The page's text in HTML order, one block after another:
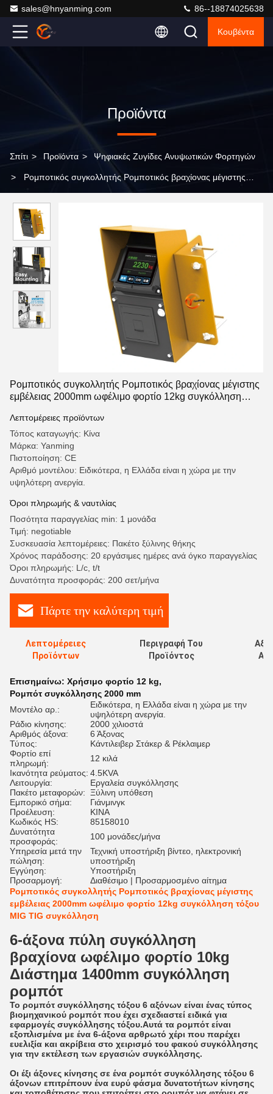
sales@hnyanming.com 86--18874025638
Κουβέντα
Προϊόντα
Σπίτι > Προϊόντα > Ψηφιακές Ζυγίδες Ανυψωτικών Φορτηγών
> Ρομποτικός συγκολλητής Ρομποτικός βραχίονας μέγιστης
TIG συγκόλληση
Ρομποτικός συγκολλητής Ρομποτικός βραχίονας μέγιστης
εμβέλειας 2000mm ωφέλιμο φορτίο 12kg συγκόλληση
Λεπτομέρειες προϊόντων
Τόπος καταγωγής: Κίνα
Μάρκα: Yanming
Πιστοποίηση: CE
Αριθμό μοντέλου: Ειδικότερα, η Ελλάδα είναι η χώρα με την
υψηλότερη ανεργία.
Όροι πληρωμής & ναυτιλίας
Ποσότητα παραγγελίας min: 1 μονάδα
Τιμή: negotiable
Συσκευασία λεπτομέρειες: Πακέτο ξύλινης θήκης
Χρόνος παράδοσης: 20 εργάσιμες ημέρες ανά όγκο παραγγελίας
Όροι πληρωμής: L/c, t/t
Δυνατότητα προσφοράς: 200 σετ/μήνα
Πάρτε την καλύτερη τιμή
Λεπτομέρειες
Προϊόντων
Περιγραφή Του
Προϊόντος
Επισημαίνω: Χρήσιμο φορτίο 12 kg,
Ρομπότ συγκόλλησης 2000 mm
Μοντέλο αρ.:
Ειδικότερα, η Ελλάδα είναι η χώρα με την
υψηλότερη ανεργία.
Ράδιο κίνησης:
2000 χιλιοστά
Αριθμός άξονα:
6 Άξονας
Τύπος:
Κάντιλειβερ Στάκερ & Ρέκλαιμερ
Φορτίο επί
πληρωμή:
12 κιλά
Ικανότητα ρεύματος: 4.5KVA
Λειτουργία:
Εργαλεία συγκόλλησης
Πακέτο μεταφορών: Ξύλινη υπόθεση
Εμπορικό σήμα:
Γιάνμινγκ
Προέλευση:
ΚΙΝΑ
Κωδικός HS:
85158010
Δυνατότητα
προσφοράς:
100 μονάδες/μήνα
Υπηρεσία μετά την
πώληση:
Τεχνική υποστήριξη βίντεο, ηλεκτρονική
υποστήριξη
Εγγύηση:
Υποστήριξη
Προσαρμογή:
Διαθέσιμο | Προσαρμοσμένο αίτημα
Ρομποτικός συγκολλητής Ρομποτικός βραχίονας μέγιστης
εμβέλειας 2000mm ωφέλιμο φορτίο 12kg συγκόλληση τόξου
MIG TIG συγκόλληση
6-άξονα πύλη συγκόλληση
βραχίονα ωφέλιμο φορτίο 10kg
Διάστημα 1400mm συγκόλληση
ρομπότ
Το ρομπότ συγκόλλησης τόξου 6 αξόνων είναι ένας τύπος
βιομηχανικού ρομπότ που έχει σχεδιαστεί ειδικά για
εφαρμογές συγκόλλησης τόξου.Αυτά τα ρομπότ είναι
εξοπλισμένα με ένα 6-άξονα αρθρωτό χέρι που παρέχει
ευελιξία και ακρίβεια στο χειρισμό του φακού συγκόλλησης
για την εκτέλεση των εργασιών συγκόλλησης.
Οι έξι άξονες κίνησης σε ένα ρομπότ συγκόλλησης τόξου 6
άξονων επιτρέπουν ένα ευρύ φάσμα δυνατοτήτων κίνησης